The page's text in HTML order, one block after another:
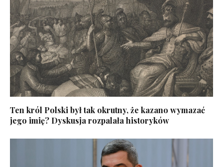
Ten król Polski był tak okrutny, że kazano wymazać
jego imię? Dyskusja rozpalała historyków